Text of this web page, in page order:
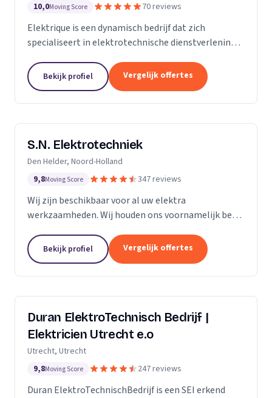
10,0Moving Score 70 reviews
Elektrique is een dynamisch bedrijf dat zich
specialiseert in elektrotechnische dienstverlening.
klanttevredenheid, streven we ernaar om elke klus,
groot of...
Bekijk profiel Vergelijk offertes
S.N. Elektrotechniek
Den Helder, Noord-Holland
9,8Moving Score 347 reviews
Wij zijn beschikbaar voor al uw elektra
werkzaamheden. Wij houden ons voornamelijk bezig
groepenkastinstallaties & laadpalen.
Bekijk profiel Vergelijk offertes
Duran ElektroTechnisch Bedrijf |
Elektricien Utrecht e.o
Utrecht, Utrecht
9,8Moving Score 247 reviews
Duran ElektroTechnischBedrijf is een SEI erkend